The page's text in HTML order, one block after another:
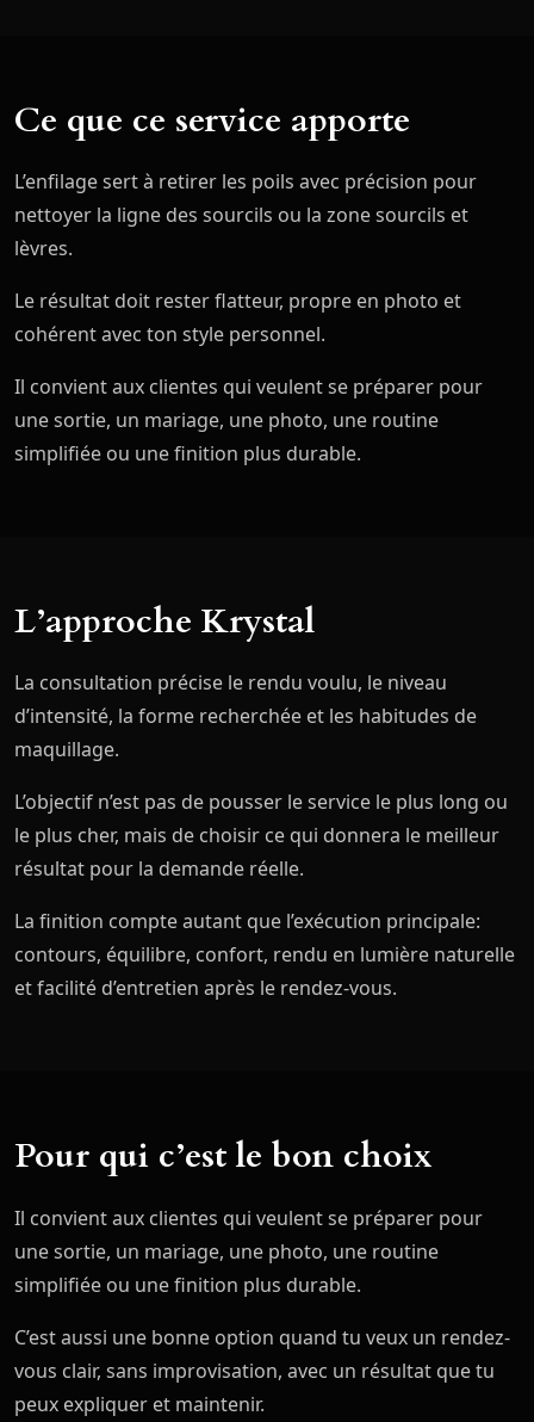
Ce que ce service apporte
L’enfilage sert à retirer les poils avec précision pour
nettoyer la ligne des sourcils ou la zone sourcils et
lèvres.
Le résultat doit rester flatteur, propre en photo et
cohérent avec ton style personnel.
Il convient aux clientes qui veulent se préparer pour
une sortie, un mariage, une photo, une routine
simplifiée ou une finition plus durable.
L’approche Krystal
La consultation précise le rendu voulu, le niveau
d’intensité, la forme recherchée et les habitudes de
maquillage.
L’objectif n’est pas de pousser le service le plus long ou
le plus cher, mais de choisir ce qui donnera le meilleur
résultat pour la demande réelle.
La finition compte autant que l’exécution principale:
contours, équilibre, confort, rendu en lumière naturelle
et facilité d’entretien après le rendez-vous.
Pour qui c’est le bon choix
Il convient aux clientes qui veulent se préparer pour
une sortie, un mariage, une photo, une routine
simplifiée ou une finition plus durable.
C’est aussi une bonne option quand tu veux un rendez-
vous clair, sans improvisation, avec un résultat que tu
peux expliquer et maintenir.